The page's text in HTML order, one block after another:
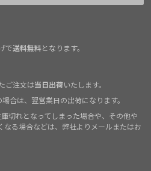
で送料無料となります。
ご注文は当日出荷いたします。
合は、翌営業日の出荷になります。
切れとなってしまった場合や、その他や
なる場合などは、弊社よりメールまたはお